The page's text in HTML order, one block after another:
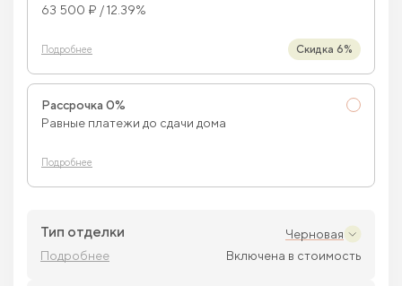
63 500 ₽ / 12.39%
Подробнее Скидка 6%
Рассрочка 0%
Равные платежи до сдачи дома
Подробнее
Тип отделки
Черновая
Подробнее
Включена в стоимость